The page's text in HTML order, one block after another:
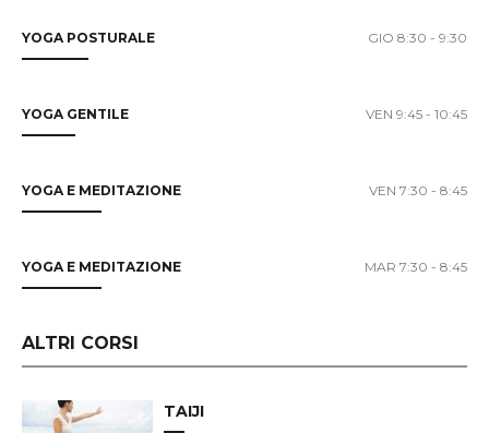
YOGA POSTURALE GIO 8:30 - 9:30
YOGA GENTILE VEN 9:45 - 10:45
YOGA E MEDITAZIONE VEN 7:30 - 8:45
YOGA E MEDITAZIONE MAR 7:30 - 8:45
ALTRI CORSI
TAIJI